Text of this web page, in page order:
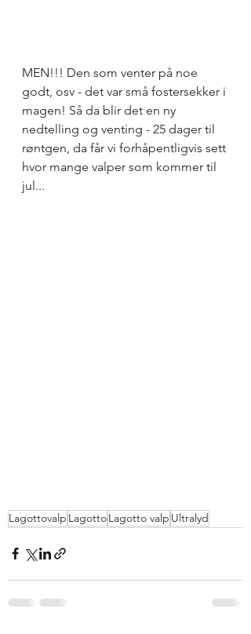
MEN!!! Den som venter på noe
godt, osv - det var små fostersekker i
magen! Så da blir det en ny
nedtelling og venting - 25 dager til
røntgen, da får vi forhåpentligvis sett
hvor mange valper som kommer til
jul...
Lagottovalp LagottoLagotto valp Ultralyd